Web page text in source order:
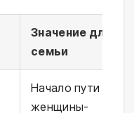
Значение для
семьи
Начало пути
женщины-